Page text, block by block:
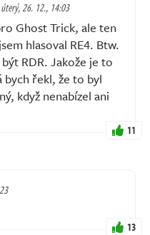
úterý, 26. 12., 14:03
Ghost Trick, ale ten
hlasoval RE4. Btw.
RDR. Jakože je to
bych řekl, že to byl
když nenabízel ani
11
13